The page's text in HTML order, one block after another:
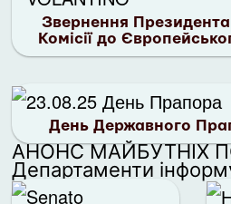
Звернення
Комісії до
День Державного
АНОНС МАЙБУТНІХ
Департаменти